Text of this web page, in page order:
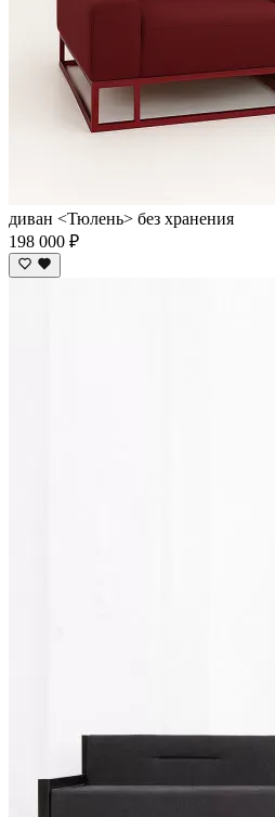
диван <Тюлень> без хранения
198 000 ₽